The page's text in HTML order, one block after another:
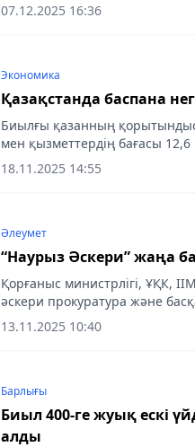
07.12.2025 16:36
Экономика
Қазақстанда баспана
Биылғы қазанның
мен қызметтердің бағасы
жылжымайтын мүлік
aqshamnews.kz тілшісі.
18.11.2025 14:55
Әлеумет
“Наурыз Әскери” жаңа
Қорғаныс министрлігі, ҰҚК,
әскери прокуратура және
әскери қызметшілер осы
хабарлайды...
13.11.2025 10:40
Барлығы
Биыл 400-ге жуық ескі
алды